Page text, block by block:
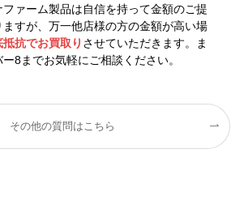
ファーム製品は自信を持って金額のご提
すが、万一他店様の方の金額が高い場
抗でお買取り させていただきます。ま
8までお気軽にご相談ください。
その他の質問はこちら